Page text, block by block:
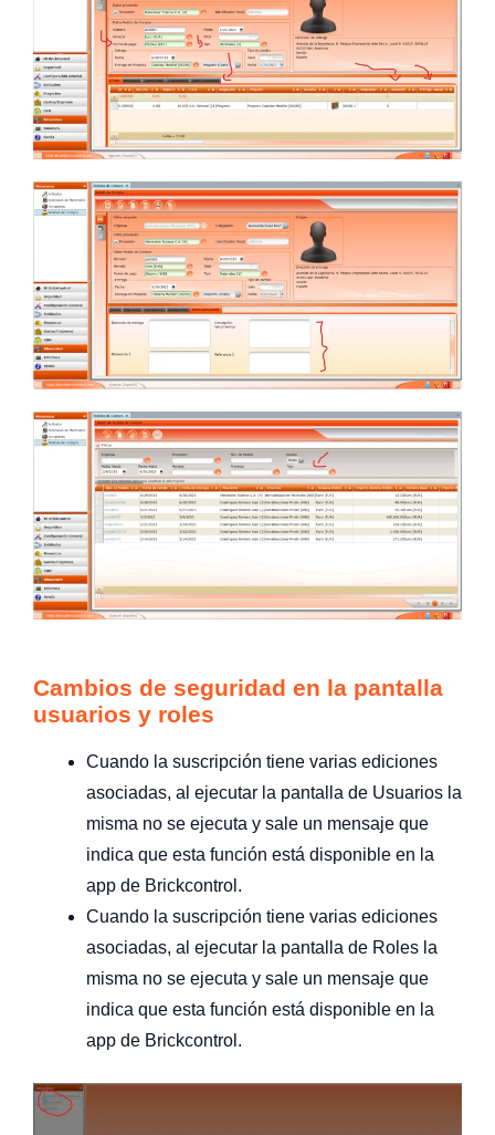
Cambios de seguridad en la pantalla
usuarios y roles
Cuando la suscripción tiene varias ediciones
asociadas, al ejecutar la pantalla de Usuarios la
misma no se ejecuta y sale un mensaje que
indica que esta función está disponible en la
app de Brickcontrol.
Cuando la suscripción tiene varias ediciones
asociadas, al ejecutar la pantalla de Roles la
misma no se ejecuta y sale un mensaje que
indica que esta función está disponible en la
app de Brickcontrol.